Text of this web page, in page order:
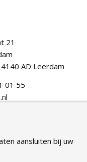
21
AD Leerdam
01 55
aansluiten bij uw